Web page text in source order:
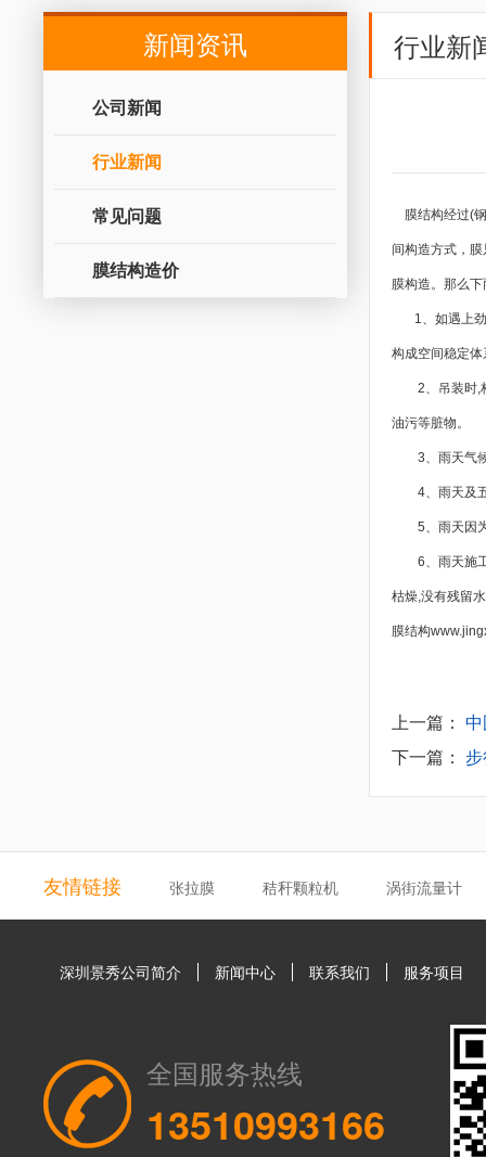
新闻资讯
公司新闻
行业新闻
常见问题
膜结构造价
行业新
膜结构经过(
间构造方式，
膜构造。那么
1、如遇上劲
构成空间稳定体
2、吊装时,构
油污等脏物。
3、雨天气候
4、雨天及五
5、雨天因为
6、雨天施工
枯燥,没有残留
膜结构
上一篇：
下一篇：
友情链接 张拉膜 秸秆颗粒机 涡街流量计
深圳景秀公司简介 新闻中心 联系我们 服务项目
全国服务热线
13510993166